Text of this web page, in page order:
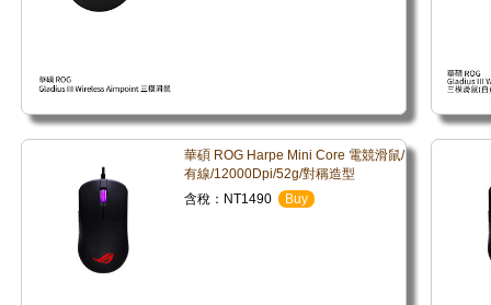
華碩 ROG Harpe Mini Core 電競滑鼠/
有線/12000Dpi/52g/對稱造型
含稅：NT1490
Buy